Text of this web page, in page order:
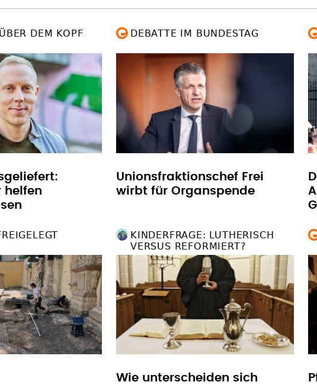
DEM KOPF
helfen
DEBATTE IM BUNDESTAG
Unionsfraktionschef Frei
wirbt für Organspende
KINDERFRAGE: LUTHERISCH
VERSUS REFORMIERT?
Wie unterscheiden sich